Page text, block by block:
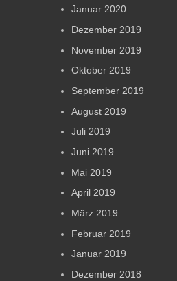
Januar 2020
Dezember 2019
November 2019
Oktober 2019
September 2019
August 2019
Juli 2019
Juni 2019
Mai 2019
April 2019
März 2019
Februar 2019
Januar 2019
Dezember 2018